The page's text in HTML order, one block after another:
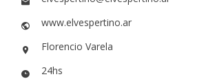
www.elvespertino.ar
Florencio Varela
24hs